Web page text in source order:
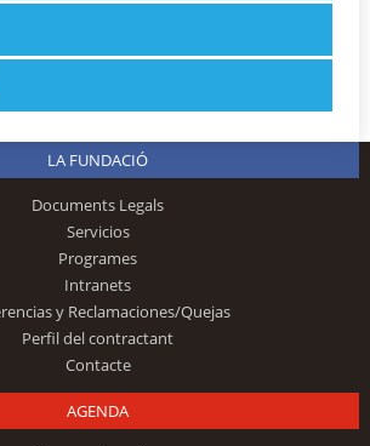
LA FUNDACIÓ
Documents Legals
Servicios
Programes
Intranets
y Reclamaciones/Quejas
Perfil del contractant
Contacte
AGENDA